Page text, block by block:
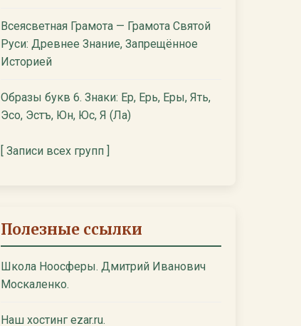
Всеясветная Грамота — Грамота Святой
Руси: Древнее Знание, Запрещённое
Историей
Образы букв 6. Знаки: Ер, Ерь, Еры, Ять,
Эсо, Эстъ, Юн, Юс, Я (Ла)
[ Записи всех групп ]
Полезные ссылки
Школа Ноосферы. Дмитрий Иванович
Москаленко.
Наш хостинг ezar.ru.